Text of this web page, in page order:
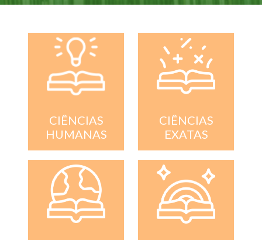
CIÊNCIAS
HUMANAS
CIÊNCIAS
EXATAS